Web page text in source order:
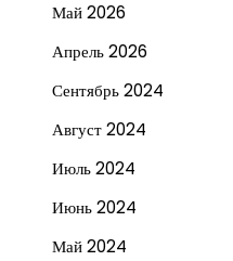
Май 2026
Апрель 2026
Сентябрь 2024
Август 2024
Июль 2024
Июнь 2024
Май 2024